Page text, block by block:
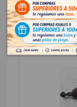
DIRECCIÓN